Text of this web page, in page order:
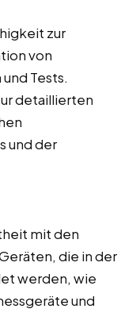
zur
von
Tests.
detaillierten
und der
mit den
die in der
werden, wie
und